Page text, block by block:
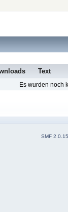
Text
Es wurden noch
SMF 2.0.15